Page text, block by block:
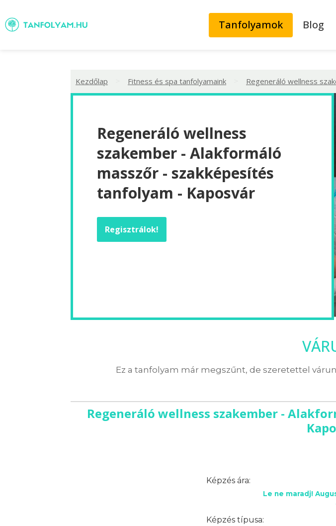
Tanfolyamok Blog
Kezdőlap Fitness és spa tanfolyamaink Regeneráló wellness
Regeneráló wellness
szakember - Alakformáló
masszőr - szakképesítés
tanfolyam - Kaposvár
Regisztrálok!
Ez a tanfolyam már megszűnt, de szeretettel
Regeneráló wellness szakember -
Képzés ára:
Le ne maradj!
Képzés típusa: